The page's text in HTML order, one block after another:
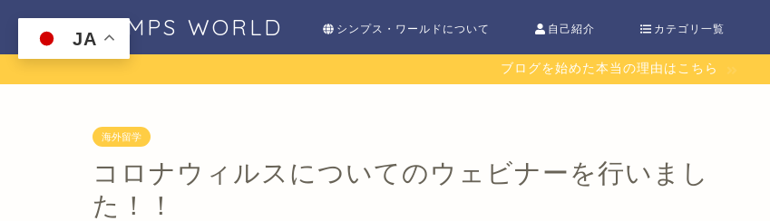
SHIMPS WORLD シンプス・ワールドについて 自己紹介 カテゴリ一覧
ブログを始めた本当の理由はこちら
海外留学
コロナウィルスについてのウェビナーを行いまし
た！！
JA